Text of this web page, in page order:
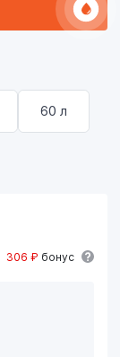
60 л
306 ₽ бонус